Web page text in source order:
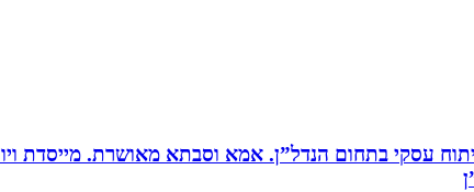
עסקי בתחום הנדל”ן. אמא וסבתא מאושרת. ‏מייסדת